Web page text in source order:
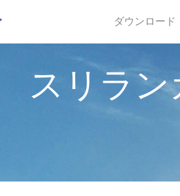
ダウンロード
スリラ